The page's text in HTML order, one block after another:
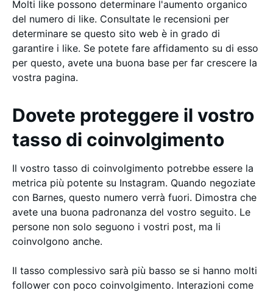
Molti like possono determinare l'aumento organico
del numero di like. Consultate le recensioni per
determinare se questo sito web è in grado di
garantire i like. Se potete fare affidamento su di esso
per questo, avete una buona base per far crescere la
vostra pagina.
Dovete proteggere il vostro
tasso di coinvolgimento
Il vostro tasso di coinvolgimento potrebbe essere la
metrica più potente su Instagram. Quando negoziate
con Barnes, questo numero verrà fuori. Dimostra che
avete una buona padronanza del vostro seguito. Le
persone non solo seguono i vostri post, ma li
coinvolgono anche.
Il tasso complessivo sarà più basso se si hanno molti
follower con poco coinvolgimento. Interazioni come